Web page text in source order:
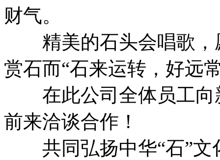
财气。
精美的石头会唱歌，
赏石而“石来运转，好远
在此公司全体员工向
前来洽谈合作！
共同弘扬中华“石”文